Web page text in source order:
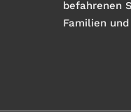
befahrenen
Familien